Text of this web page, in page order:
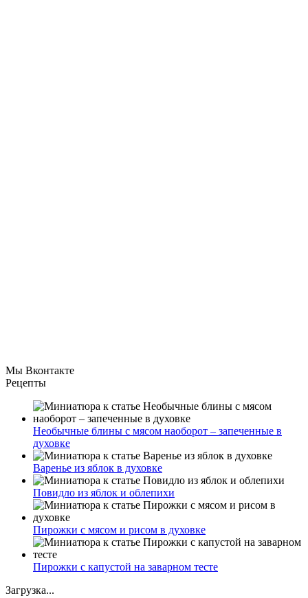
Мы Вконтакте
Рецепты
Необычные блины с мясом наоборот – запеченные в
духовке
Варенье из яблок в духовке
Повидло из яблок и облепихи
Пирожки с мясом и рисом в духовке
Пирожки с капустой на заварном тесте
Загрузка...